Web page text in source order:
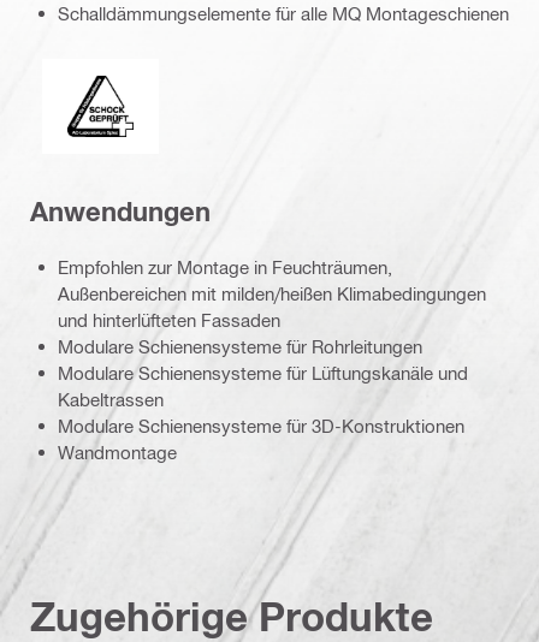
Schalldämmungselemente für alle MQ Montageschienen
Stoßfestigkeit
Anwendungen
Empfohlen zur Montage in Feuchträumen,
Außenbereichen mit milden/heißen Klimabedingungen
und hinterlüfteten Fassaden
Modulare Schienensysteme für Rohrleitungen
Modulare Schienensysteme für Lüftungskanäle und
Kabeltrassen
Modulare Schienensysteme für 3D-Konstruktionen
Wandmontage
Zugehörige Produkte